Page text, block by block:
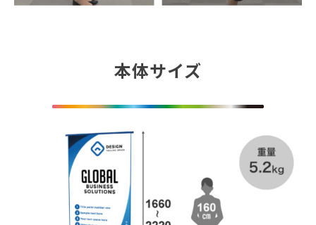
本体サイズ